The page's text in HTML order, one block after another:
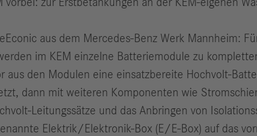
zur Erstbetankungen an der KEM-eigenen
aus dem Mercedes-Benz Werk Mannheim:
im KEM einzelne Batteriemodule zu
aus den Modulen eine einsatzbereite Hochvolt-
dann mit weiteren Komponenten wie
Leitungssätze und das Anbringen von
Elektrik/Elektronik-Box (E/E-Box) auf das